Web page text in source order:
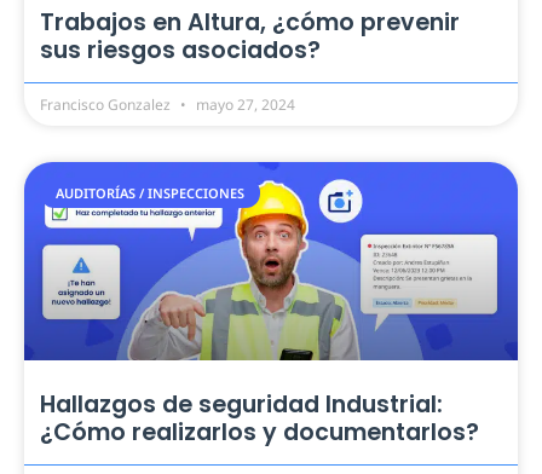
Trabajos en Altura, ¿cómo prevenir
sus riesgos asociados?
Francisco Gonzalez mayo 27, 2024
AUDITORÍAS / INSPECCIONES
Hallazgos de seguridad Industrial:
¿Cómo realizarlos y documentarlos?